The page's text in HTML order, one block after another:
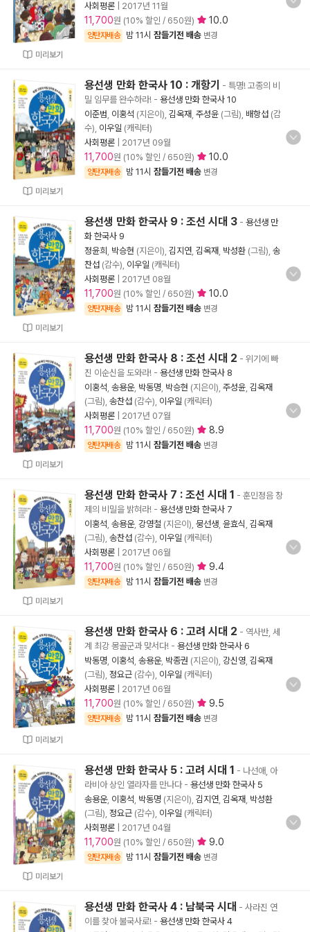
미리보기
사회평론 2017년 11월
11,700원 (10% 할인 / 650원) 10.0
양탄자배송 밤 11시 잠들기전 배송 변경
미리보기
용선생 만화 한국사 10 : 개항기
- 특명! 고종의 비
밀 임무를 완수하라! - 용선생 만화 한국사 10
이준범 이홍석 (지은이), 김옥재 주성윤 (그림), 배항섭 (감
수), 이우일 (캐릭터)
사회평론
2017년 09월
11,700원 (10% 할인 / 650원) 10.0
양탄자배송 밤 11시 잠들기전 배송 변경
미리보기
용선생 만화 한국사 9 : 조선 시대 3 - 용선생 만
화 한국사 9
정윤희
박승현 (지은이), 김지연 김옥재 박성환 (그림), 송
찬섭 (감수), 이우일 (캐릭터)
사회평론
2017년 08월
11,700원 (10% 할인 / 650원) 10.0
양탄자배송 밤 11시 잠들기전 배송 변경
미리보기
용선생 만화 한국사 8 : 조선 시대 2 - 위기에 빠
진 이순신을 도와라! - 용선생 만화 한국사 8
이홍석 송용운, 박동명 박승현 (지은이), 주성윤 김옥재
(그림), 송찬섭 (감수), 이우일 (캐릭터)
사회평론
2017년 07월
11,700원 (10% 할인 / 650원) 8.9
양탄자배송 밤 11시 잠들기전 배송 변경
미리보기
용선생 만화 한국사 7 : 조선 시대 1 - 훈민정음 창
제의 비밀을 밝혀라! - 용선생 만화 한국사 7
이홍석 송용운, 강영철 (지은이), 뭉선생 윤효식 김옥재
(그림), 송찬섭 (감수), 이우일 (캐릭터)
사회평론
2017년 06월
11,700원 (10% 할인 / 650원) 9.4
양탄자배송 밤 11시 잠들기전 배송 변경
미리보기
용선생 만화 한국사 6 : 고려 시대 2 - 역사반, 세
계 최강 몽골군과 맞서다! - 용선생 만화 한국사 6
박동명 이홍석 송용운, 박종권 (지은이), 강신영 김옥재
(그림), 정요근 (감수), 이우일 (캐릭터)
사회평론
2017년 06월
11,700원 (10% 할인 / 650원) 9.5
양탄자배송 밤 11시 잠들기전 배송 변경
미리보기
용선생 만화 한국사 5 : 고려 시대 1 - 나선애, 아
라비아 상인 열라자를 만나다- 용선생 만화 한국사 5
송용운, 이홍석 박동명 (지은이), 김지연 김옥재 박성환
(그림), 정요근 (감수), 이우일 (캐릭터)
사회평론
2017년 04월
11,700원 (10% 할인 / 650원) 9.0
양탄자배송 밤 11시 잠들기전 배송 변경
용선생 만화 한국사 4 : 남북국 시대 - 사라진 연
이를 찾아 불국사로! - 용선생 만화 한국사 4